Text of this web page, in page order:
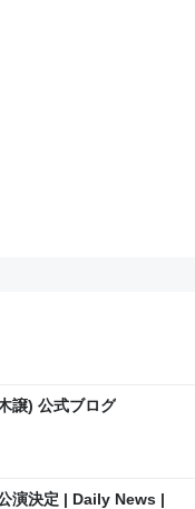
譲) 公式ブログ
演決定 | Daily News |